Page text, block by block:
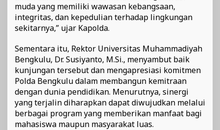
muda yang memiliki wawasan kebangsaan,
integritas, dan kepedulian terhadap lingkungan
sekitarnya,” ujar Kapolda.
Sementara itu, Rektor Universitas Muhammadiyah
Bengkulu, Dr. Susiyanto, M.Si., menyambut baik
kunjungan tersebut dan mengapresiasi komitmen
Polda Bengkulu dalam membangun kemitraan
dengan dunia pendidikan. Menurutnya, sinergi
yang terjalin diharapkan dapat diwujudkan melalui
berbagai program yang memberikan manfaat bagi
mahasiswa maupun masyarakat luas.